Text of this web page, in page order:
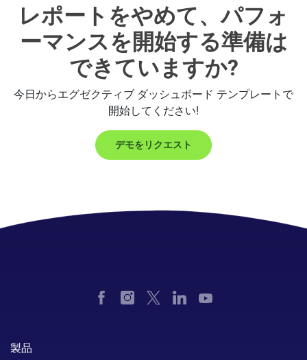
レポートをやめて、パフォ
ーマンスを開始する準備は
できていますか?
今日からエグゼクティブ ダッシュボード テンプレートで
開始してください!
デモをリクエスト
製品